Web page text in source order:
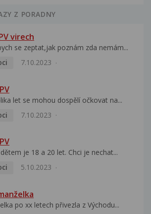
Z PORADNY
virech
se zeptat,jak poznám zda nemám...
7.10.2023
let se mohou dospělí očkovat na...
7.10.2023
je 18 a 20 let. Chci je nechat...
5.10.2023
po xx letech přivezla z Východu...